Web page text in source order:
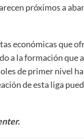
próximos a
económicas que
a la formación que
de primer nivel
de esta liga